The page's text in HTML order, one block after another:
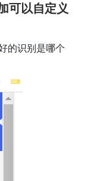
可以自定义
的识别是哪个